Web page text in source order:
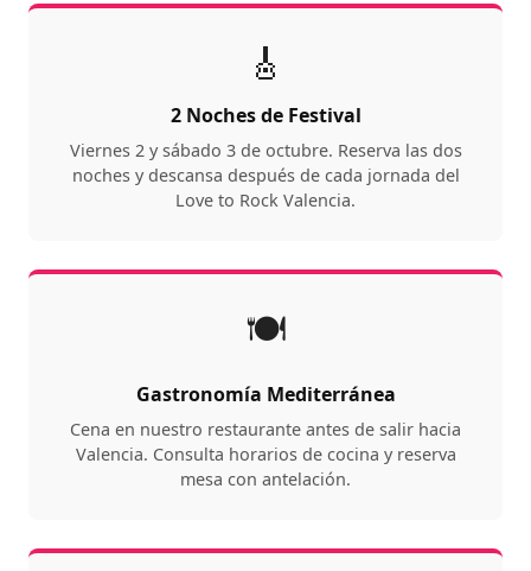
🎸
2 Noches de Festival
Viernes 2 y sábado 3 de octubre. Reserva las dos
noches y descansa después de cada jornada del
Love to Rock Valencia.
🍽️
Gastronomía Mediterránea
Cena en nuestro restaurante antes de salir hacia
Valencia. Consulta horarios de cocina y reserva
mesa con antelación.